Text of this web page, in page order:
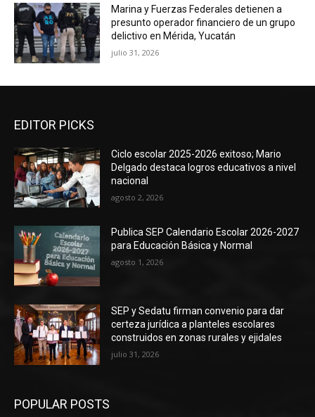
Marina y Fuerzas Federales detienen a
presunto operador financiero de un grupo
delictivo en Mérida, Yucatán
julio 31, 2026
EDITOR PICKS
Ciclo escolar 2025-2026 exitoso; Mario
Delgado destaca logros educativos a nivel
nacional
agosto 2, 2026
Publica SEP Calendario Escolar 2026-2027
para Educación Básica y Normal
agosto 1, 2026
SEP y Sedatu firman convenio para dar
certeza jurídica a planteles escolares
construidos en zonas rurales y ejidales
julio 31, 2026
POPULAR POSTS